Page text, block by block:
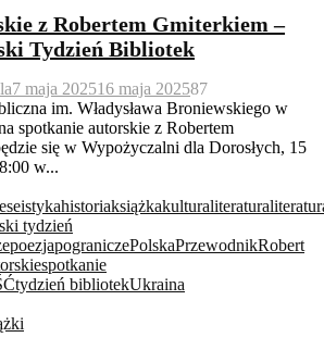
z Robertem Gmiterkiem –
Tydzień Bibliotek
7 maja 202516 maja 202587
im. Władysława Broniewskiego w
spotkanie autorskie z Robertem
się w Wypożyczalni dla Dorosłych, 15
w...
eseistykahistoriaksiążkakulturaliteratura
tydzień
poezjapograniczePolskaPrzewodnikRobert
spotkanie
tydzień bibliotekUkraina